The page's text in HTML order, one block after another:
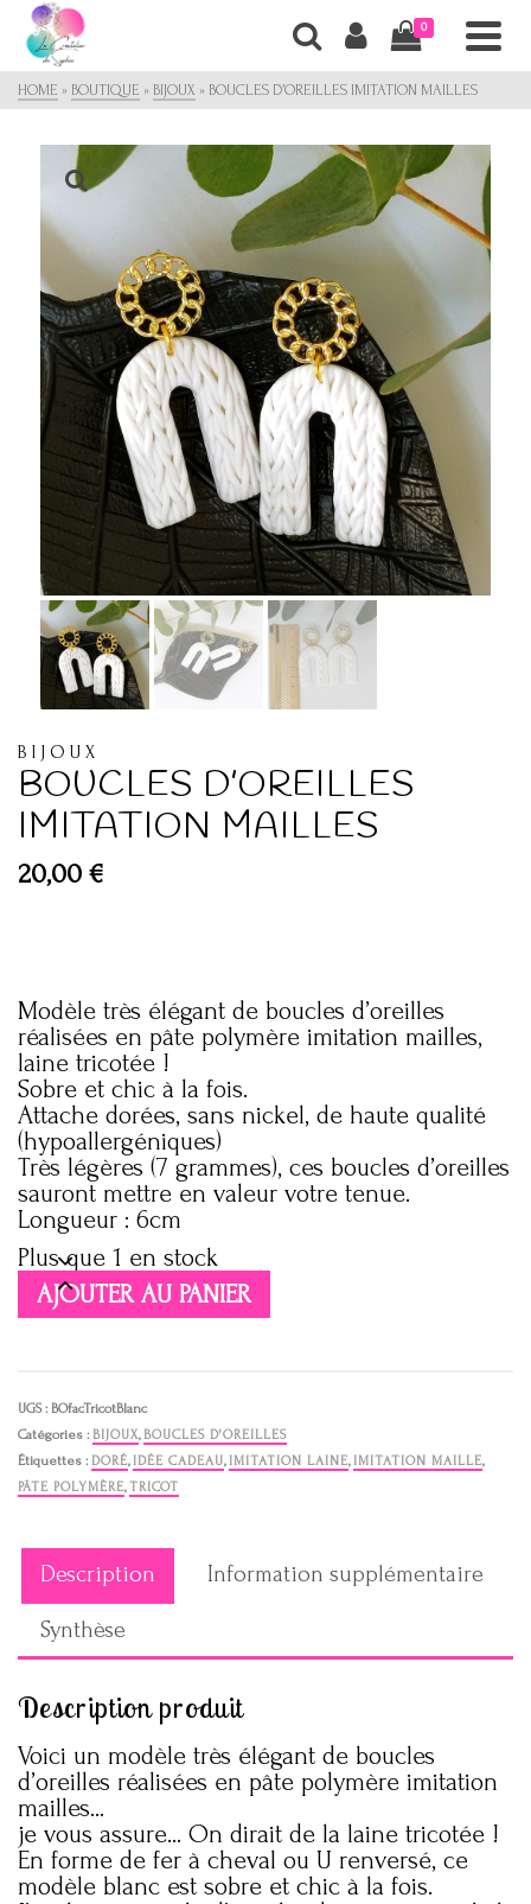
0
HOME » BOUTIQUE » BIJOUX » BOUCLES D’OREILLES IMITATION MAILLES
BIJOUX
BOUCLES D’OREILLES
IMITATION MAILLES
20,00 €
Modèle très élégant de boucles d’oreilles
réalisées en pâte polymère imitation mailles,
laine tricotée !
Sobre et chic à la fois.
Attache dorées, sans nickel, de haute qualité
(hypoallergéniques)
Très légères (7 grammes), ces boucles d’oreilles
sauront mettre en valeur votre tenue.
Longueur : 6cm
Plus que 1 en stock
quantité
de
mailles
AJOUTER AU PANIER
UGS : BOfacTricotBlanc
Catégories : BIJOUX, BOUCLES D'OREILLES
Étiquettes : DORÉ, IDÉE CADEAU, IMITATION LAINE, IMITATION MAILLE,
PÂTE POLYMÈRE,TRICOT
Description Information supplémentaire
Synthèse
Description produit
Voici un modèle très élégant de boucles
d’oreilles réalisées en pâte polymère imitation
mailles…
je vous assure… On dirait de la laine tricotée !
En forme de fer à cheval ou U renversé, ce
modèle blanc est sobre et chic à la fois.